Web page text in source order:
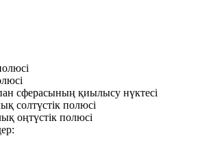
сферасының қиылысу нүктесі
солтүстік полюсі
оңтүстік полюсі